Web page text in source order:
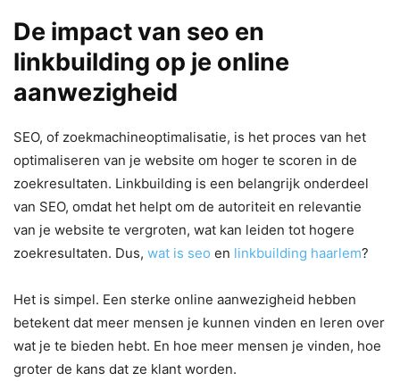
De impact van seo en
linkbuilding op je online
aanwezigheid
SEO, of zoekmachineoptimalisatie, is het proces van het
optimaliseren van je website om hoger te scoren in de
zoekresultaten. Linkbuilding is een belangrijk onderdeel
van SEO, omdat het helpt om de autoriteit en relevantie
van je website te vergroten, wat kan leiden tot hogere
zoekresultaten. Dus, wat is seo en linkbuilding haarlem?
Het is simpel. Een sterke online aanwezigheid hebben
betekent dat meer mensen je kunnen vinden en leren over
wat je te bieden hebt. En hoe meer mensen je vinden, hoe
groter de kans dat ze klant worden.